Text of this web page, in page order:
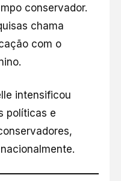
conservador.
chama
com o
intensificou
políticas e